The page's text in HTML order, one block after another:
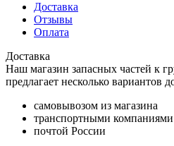
Доставка
Отзывы
Оплата
Доставка
Наш магазин запасных частей к
предлагает несколько вариантов
самовывозом из магазина
транспортными компаниями
почтой России